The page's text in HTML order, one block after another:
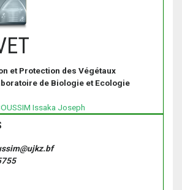
et Protection des Végétaux
de Biologie et Ecologie
Issaka Joseph